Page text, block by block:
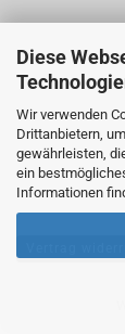
Diese
Wir verwenden
Drittanbietern,
gewährleisten,
ein
Informationen